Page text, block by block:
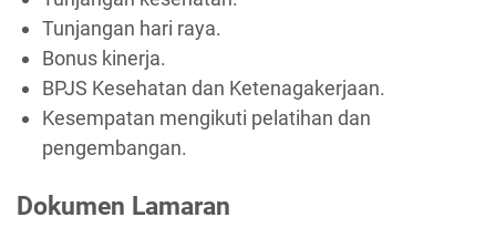
Tunjangan hari raya.
Bonus kinerja.
BPJS Kesehatan dan Ketenagakerjaan.
Kesempatan mengikuti pelatihan dan
pengembangan.
Dokumen Lamaran